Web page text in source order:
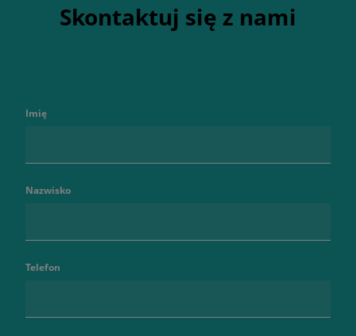
Skontaktuj się z nami
Imię
Nazwisko
Telefon